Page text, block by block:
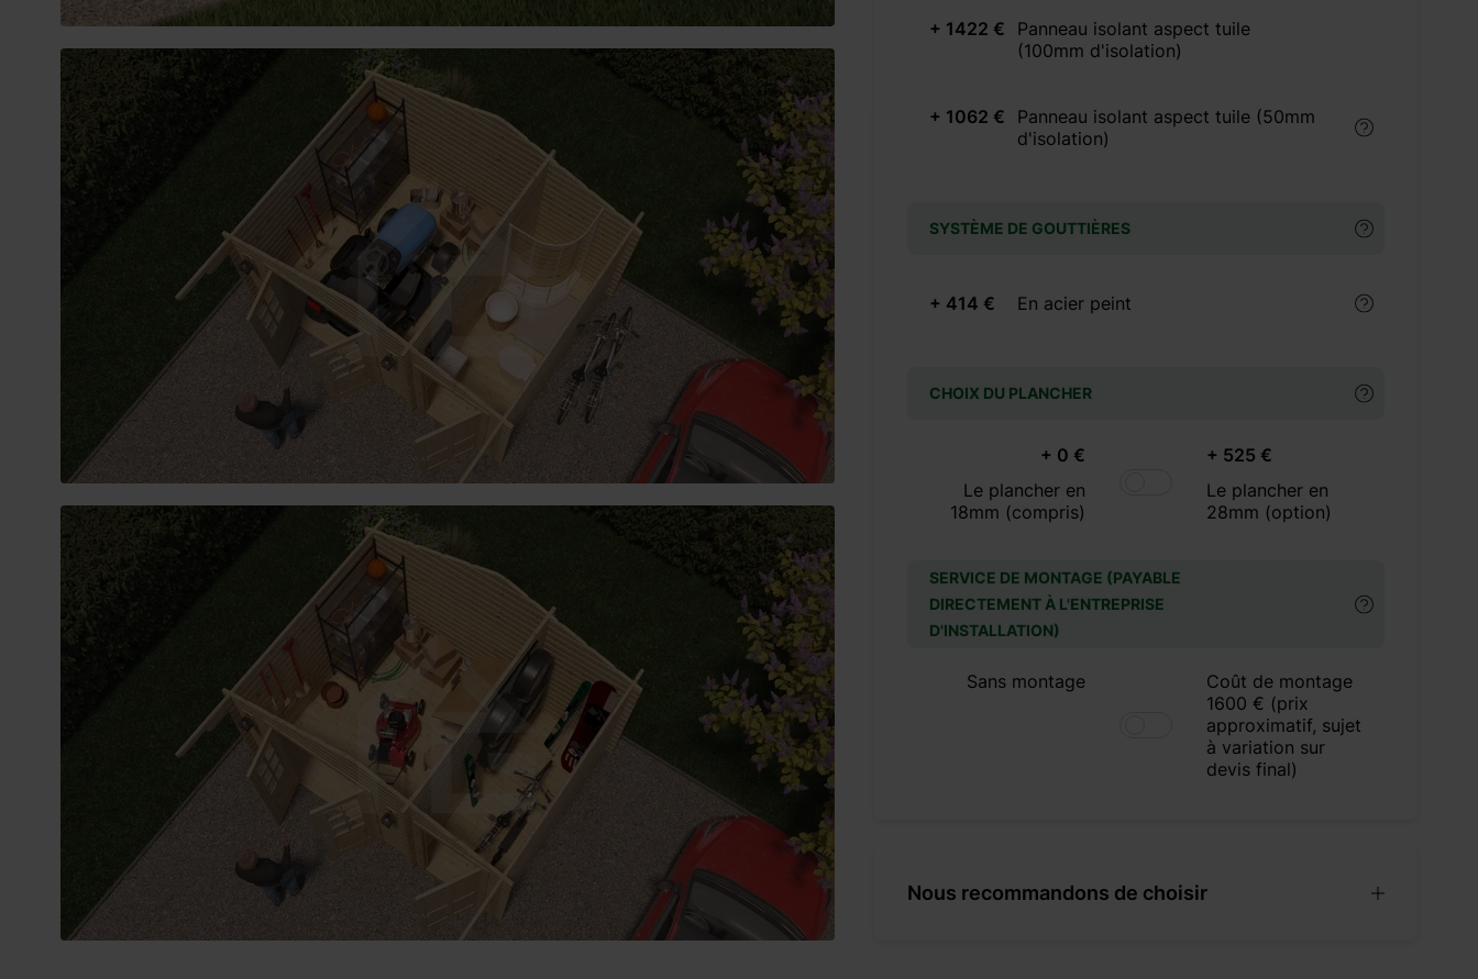
+ 1422 €
Panneau isolant aspect tuile
(100mm d'isolation)
+ 1062 €
Panneau isolant aspect tuile (50mm
d'isolation)
SYSTÈME DE GOUTTIÈRES
+ 414 € En acier peint
CHOIX DU PLANCHER
+ 0 €
Le plancher en
18mm (compris)
+ 525 €
Le plancher en
28mm (option)
SERVICE DE MONTAGE (PAYABLE
DIRECTEMENT À L'ENTREPRISE
D'INSTALLATION)
Sans montage
Coût de montage
1600 € (prix
approximatif, sujet
à variation sur
devis final)
Nous recommandons de choisir